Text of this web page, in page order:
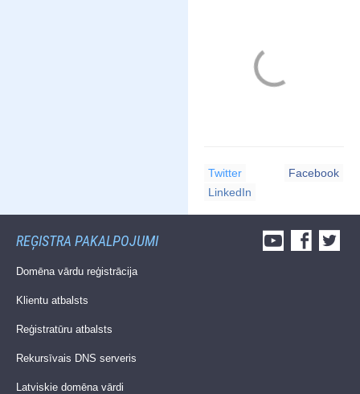
Twitter
Facebook
LinkedIn
REĢISTRA PAKALPOJUMI
Domēna vārdu reģistrācija
Klientu atbalsts
Reģistratūru atbalsts
Rekursīvais DNS serveris
Latviskie domēna vārdi